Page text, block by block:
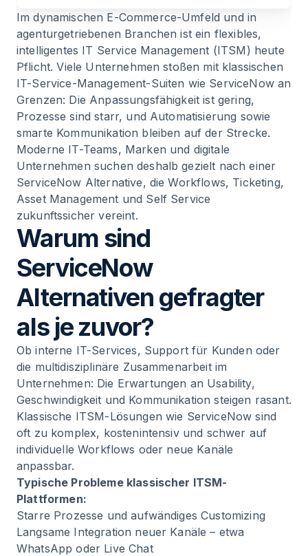
7.Kommunikation als Erfolgsfaktor: Warum
Communication-first Automation klassische
ITSM-Suiten überholt
8.Grenzen klassischer ITSM-Suiten – wann sich
der Wechsel zu einer ServiceNow Alternative
lohnt
9.Zielgruppen & Einsatzzwecke moderner
ServiceNow Alternativen: Welche Lösung passt
zu deinem Unternehmen?
10.Best Practices: Die richtige Entscheidung
treffen und erfolgreich zu ServiceNow
Alternative wechseln
11.
Nutzerbewertungen im Kontext: ServiceNow
und moderne Alternativen
12.Fazit: Moderne ServiceNow Alternative als
digitaler Wachstumstreiber
13
Häufig gestellte Fragen (FAQ) zu ServiceNow
Alternative im Praxiseinsatz
Im dynamischen E-Commerce-Umfeld und in
agenturgetriebenen Branchen ist ein flexibles,
intelligentes IT Service Management (ITSM) heute
Pflicht. Viele Unternehmen stoßen mit klassischen
IT-Service-Management-Suiten wie ServiceNow an
Grenzen: Die Anpassungsfähigkeit ist gering,
Prozesse sind starr, und Automatisierung sowie
smarte Kommunikation bleiben auf der Strecke.
Moderne IT-Teams, Marken und digitale
Unternehmen suchen deshalb gezielt nach einer
ServiceNow Alternative, die Workflows, Ticketing,
Asset Management und Self Service
zukunftssicher vereint.
Warum sind
ServiceNow
Alternativen gefragter
als je zuvor?
Ob interne IT-Services, Support für Kunden oder
die multidisziplinäre Zusammenarbeit im
Unternehmen: Die Erwartungen an Usability,
Geschwindigkeit und Kommunikation steigen rasant.
Klassische ITSM-Lösungen wie ServiceNow sind
oft zu komplex, kostenintensiv und schwer auf
individuelle Workflows oder neue Kanäle
anpassbar.
Typische Probleme klassischer ITSM-
Plattformen:
Starre Prozesse und aufwändiges Customizing
Langsame Integration neuer Kanäle – etwa
WhatsApp oder Live Chat